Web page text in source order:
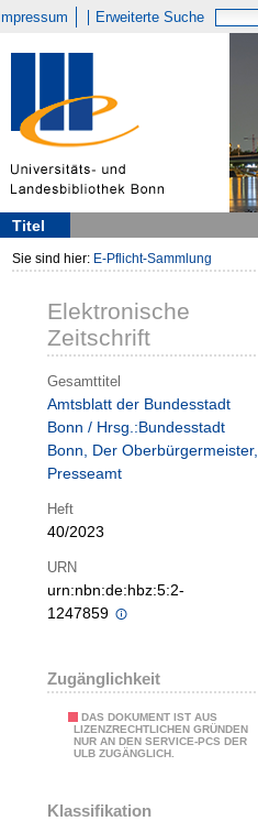
Impressum Erweiterte Suche
Titel
Sie sind hier: E-Pflicht-Sammlung
Elektronische
Zeitschrift
Gesamttitel
Amtsblatt der Bundesstadt
Bonn / Hrsg.:Bundesstadt
Bonn, Der Oberbürgermeister,
Presseamt
Heft
40/2023
URN
urn:nbn:de:hbz:5:2-
1247859
Zugänglichkeit
DAS DOKUMENT IST AUS
LIZENZRECHTLICHEN GRÜNDEN
NUR AN DEN SERVICE-PCS DER
ULB ZUGÄNGLICH.
Klassifikation